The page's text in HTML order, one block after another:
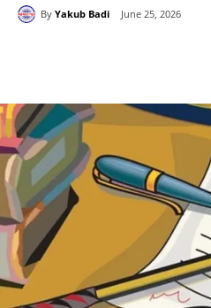
By Yakub Badi June 25, 2026